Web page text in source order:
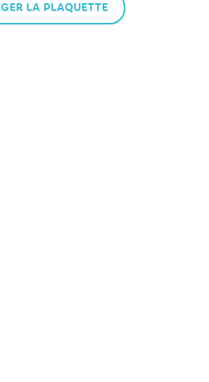
LA PLAQUETTE